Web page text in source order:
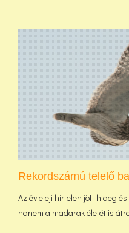
Rekordszámú telelő
Az év eleji hirtelen jött hideg
hanem a madarak életét is